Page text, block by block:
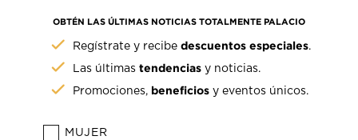
OBTÉN LAS ÚLTIMAS NOTICIAS TOTALMENTE PALACIO
Regístrate y recibedescuentos especiales.
Las últimastendencias y noticias.
Promociones, beneficios y eventos únicos.
MUJER